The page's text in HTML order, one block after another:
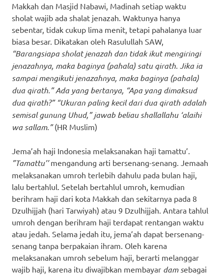
Makkah dan Masjid Nabawi, Madinah setiap waktu
sholat wajib ada shalat jenazah. Waktunya hanya
sebentar, tidak cukup lima menit, tetapi pahalanya luar
biasa besar. Dikatakan oleh Rasulullah SAW,
“Barangsiapa sholat jenazah dan tidak ikut mengiringi
jenazahnya, maka baginya (pahala) satu qirath. Jika ia
sampai mengikuti jenazahnya, maka baginya (pahala)
dua qirath.” Ada yang bertanya, “Apa yang dimaksud
dua qirath?” “Ukuran paling kecil dari dua qirath adalah
semisal gunung Uhud,” jawab beliau shallallahu ‘alaihi
wa sallam.”(HR Muslim)
Jema’ah haji Indonesia melaksanakan haji tamattu’.
”Tamattu’’mengandung arti bersenang-senang. Jemaah
melaksanakan umroh terlebih dahulu pada bulan haji,
lalu bertahlul. Setelah bertahlul umroh, kemudian
berihram haji dari kota Makkah dan sekitarnya pada 8
Dzulhijjah (hari Tarwiyah) atau 9 Dzulhijjah. Antara tahlul
umroh dengan berihram haji terdapat rentangan waktu
atau jedah. Selama jedah itu, jema’ah dapat bersenang-
senang tanpa berpakaian ihram. Oleh karena
melaksanakan umroh sebelum haji, berarti melanggar
wajib haji, karena itu diwajibkan membayar dam sebagai